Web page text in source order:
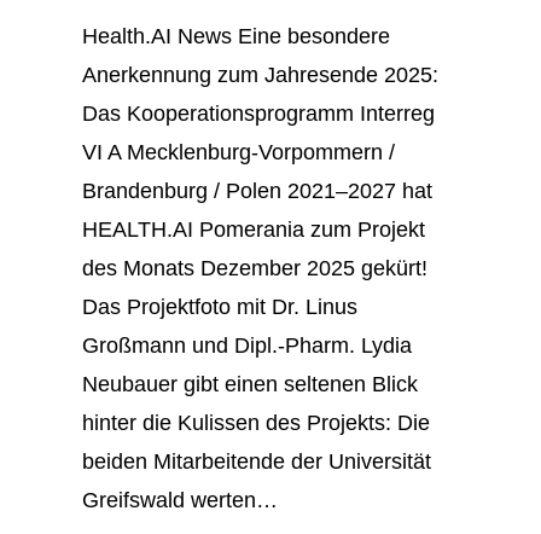
Health.AI News Eine besondere
Anerkennung zum Jahresende 2025:
Das Kooperationsprogramm Interreg
VI A Mecklenburg-Vorpommern /
Brandenburg / Polen 2021–2027 hat
HEALTH.AI Pomerania zum Projekt
des Monats Dezember 2025 gekürt!
Das Projektfoto mit Dr. Linus
Großmann und Dipl.-Pharm. Lydia
Neubauer gibt einen seltenen Blick
hinter die Kulissen des Projekts: Die
beiden Mitarbeitende der Universität
Greifswald werten…